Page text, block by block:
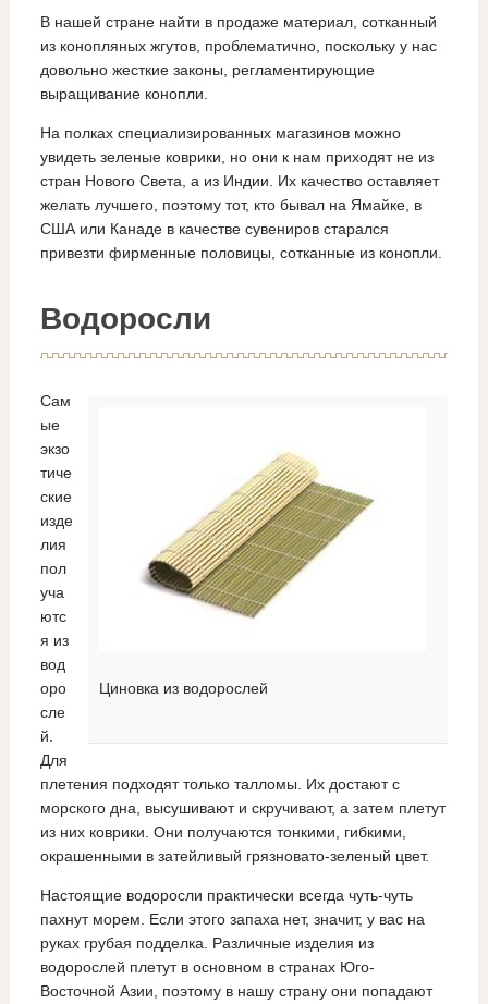
В нашей стране найти в продаже материал, сотканный
из конопляных жгутов, проблематично, поскольку у нас
довольно жесткие законы, регламентирующие
выращивание конопли.
На полках специализированных магазинов можно
увидеть зеленые коврики, но они к нам приходят не из
стран Нового Света, а из Индии. Их качество оставляет
желать лучшего, поэтому тот, кто бывал на Ямайке, в
США или Канаде в качестве сувениров старался
привезти фирменные половицы, сотканные из конопли.
Водоросли
Циновка из водорослей
Сам
ые
экзо
тиче
ские
изде
лия
пол
уча
ютс
я из
вод
оро
сле
й.
Для
плетения подходят только талломы. Их достают с
морского дна, высушивают и скручивают, а затем плетут
из них коврики. Они получаются тонкими, гибкими,
окрашенными в затейливый грязновато-зеленый цвет.
Настоящие водоросли практически всегда чуть-чуть
пахнут морем. Если этого запаха нет, значит, у вас на
руках грубая подделка. Различные изделия из
водорослей плетут в основном в странах Юго-
Восточной Азии, поэтому в нашу страну они попадают